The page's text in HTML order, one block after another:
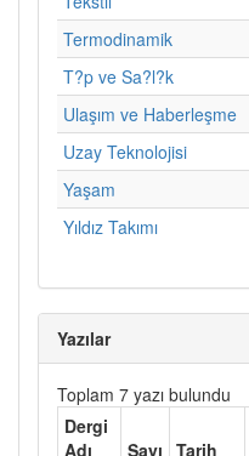
Termodinamik
T?p ve Sa?l?k
Ulaşım ve Haberleşme
Uzay Teknolojisi
Yaşam
Yıldız Takımı
Yazılar
Toplam 7 yazı bulundu
Dergi
Adı
Sayı Tarih